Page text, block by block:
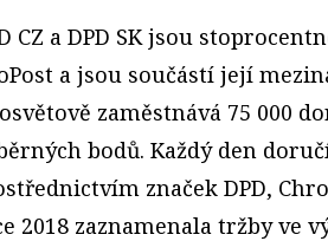
CZ a DPD SK jsou
a jsou součástí její
zaměstnává 75 000
bodů. Každý den
značek DPD,
2018 zaznamenala tržby ve